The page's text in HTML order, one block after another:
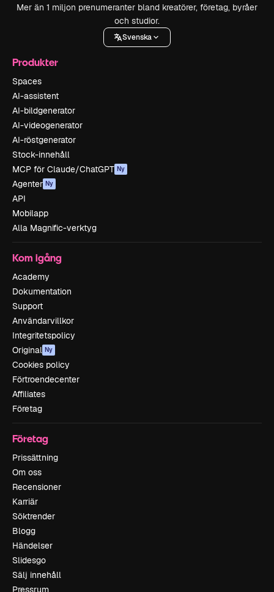
Mer än 1 miljon prenumeranter bland kreatörer, företag, byråer
och studior.
Svenska
Produkter
Spaces
AI-assistent
AI-bildgenerator
AI-videogenerator
AI-röstgenerator
Stock-innehåll
MCP för Claude/ChatGPT Ny
Agenter Ny
API
Mobilapp
Alla Magnific-verktyg
Kom igång
Academy
Dokumentation
Support
Användarvillkor
Integritetspolicy
Original Ny
Cookies policy
Förtroendecenter
Affiliates
Företag
Företag
Prissättning
Om oss
Recensioner
Karriär
Söktrender
Blogg
Händelser
Slidesgo
Sälj innehåll
Pressrum